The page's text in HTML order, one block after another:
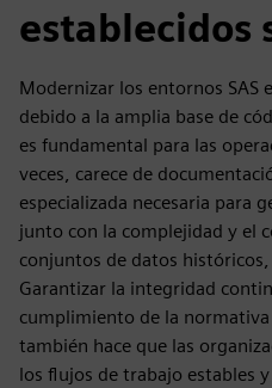
establecidos
Modernizar los entornos SAS
debido a la amplia base de
es fundamental para las
veces, carece de
especializada necesaria para
junto con la complejidad y el
conjuntos de datos
Garantizar la integridad
cumplimiento de la
también hace que las
los flujos de trabajo estables